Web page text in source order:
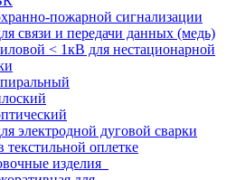
пожарной сигнализации
связи и передачи данных (медь)
< 1кВ для нестационарной
электродной дуговой сварки
текстильной оплетке
изделия